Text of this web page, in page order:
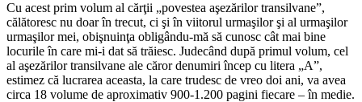
Cu acest prim volum al cărţii „povestea aşezărilor transilvane”,
călătoresc nu doar în trecut, ci şi în viitorul urmaşilor şi al urmaşilor
urmaşilor mei, obişnuinţa obligându-mă să cunosc cât mai bine
locurile în care mi-i dat să trăiesc. Judecând după primul volum, cel
al aşezărilor transilvane ale căror denumiri încep cu litera „A”,
estimez că lucrarea aceasta, la care trudesc de vreo doi ani, va avea
circa 18 volume de aproximativ 900-1.200 pagini fiecare – în medie.